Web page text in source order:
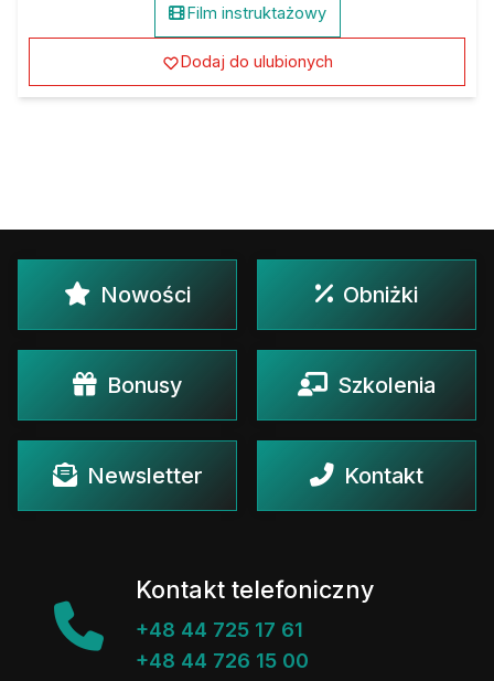
Film instruktażowy
Dodaj do ulubionych
Nowości Obniżki
Bonusy Szkolenia
Newsletter Kontakt
Kontakt telefoniczny
+48 44 725 17 61
+48 44 726 15 00